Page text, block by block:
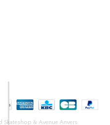
& Avenue Anvers